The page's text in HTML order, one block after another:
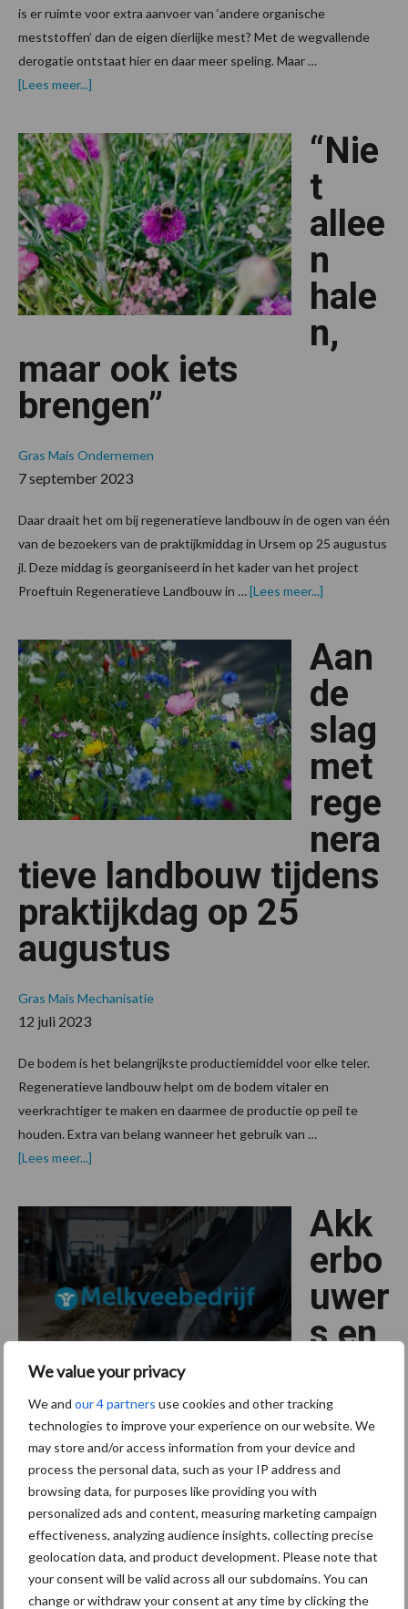
We value your privacy
We and our 4 partners use cookies and other tracking
technologies to improve your experience on our website. We
may store and/or access information from your device and
process the personal data, such as your IP address and
browsing data, for purposes like providing you with
personalized ads and content, measuring marketing campaign
effectiveness, analyzing audience insights, collecting precise
geolocation data, and product development. Please note that
your consent will be valid across all our subdomains. You can
change or withdraw your consent at any time by clicking the
is er ruimte voor extra aanvoer van ‘andere organische
meststoffen’ dan de eigen dierlijke mest? Met de wegvallende
derogatie ontstaat hier en daar meer speling. Maar …
[Lees meer...]
voegt
weinig
toe
“Nie
t
allee
n
hale
n,
maar ook iets
brengen”
Gras Mais Ondernemen
7 september 2023
Daar draait het om bij regeneratieve landbouw in de ogen van één
van de bezoekers van de praktijkmiddag in Ursem op 25 augustus
jl. Deze middag is georganiseerd in het kader van het project
Proeftuin Regeneratieve Landbouw in …[Lees meer...]
ook
iets
brengen”
Aan
de
slag
met
rege
nera
tieve landbouw tijdens
praktijkdag op 25
augustus
Gras Mais Mechanisatie
12 juli 2023
De bodem is het belangrijkste productiemiddel voor elke teler.
Regeneratieve landbouw helpt om de bodem vitaler en
veerkrachtiger te maken en daarmee de productie op peil te
houden. Extra van belang wanneer het gebruik van …
[Lees meer...]
landbouw
tijdens
praktijkdag
op
25
augustus
Akk
erbo
uwer
s en
oude
rs gezocht voor
mestpilot in Noord-
Holland
Dierlijke mest Drijfmest Kunstmest korrel Mest uitrijden
22 juni 2023